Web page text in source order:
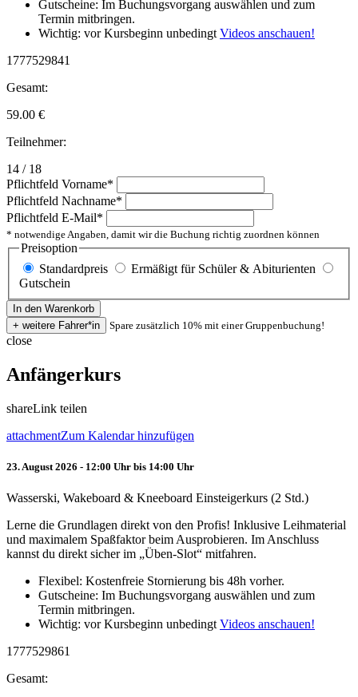
Gutscheine: Im Buchungsvorgang auswählen und zum
Termin mitbringen.
Wichtig: vor Kursbeginn unbedingtVideos anschauen!
1777529841
Gesamt:
59.00 €
Teilnehmer:
14 / 18
Pflichtfeld Vorname*
Pflichtfeld Nachname*
Pflichtfeld E-Mail*
* notwendige Angaben, damit wir die Buchung richtig zuordnen können
Preisoption
Standardpreis
Ermäßigt für Schüler & Abiturienten
Gutschein
Spare zusätzlich 10% mit einer Gruppenbuchung!
close
Anfängerkurs
shareLink teilen
attachmentZum Kalendar hinzufügen
23. August 2026 - 12:00 Uhr bis 14:00 Uhr
Wasserski, Wakeboard & Kneeboard Einsteigerkurs (2 Std.)
Lerne die Grundlagen direkt von den Profis! Inklusive Leihmaterial
und maximalem Spaßfaktor beim Ausprobieren. Im Anschluss
kannst du direkt sicher im „Üben-Slot“ mitfahren.
Flexibel: Kostenfreie Stornierung bis 48h vorher.
Gutscheine: Im Buchungsvorgang auswählen und zum
Termin mitbringen.
Wichtig: vor Kursbeginn unbedingt Videos anschauen!
1777529861
Gesamt: